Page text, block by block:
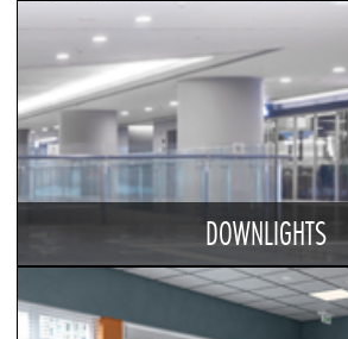
DOWNLIGHTS